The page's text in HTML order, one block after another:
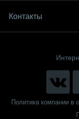
Контакты
Политика компании в